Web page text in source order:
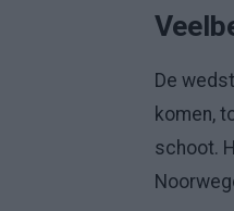
De
komen,
schoot.